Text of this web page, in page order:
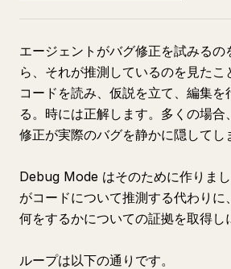
エージェントがバグ修正を試みるの
ら、それが推測しているのを見たこ
コードを読み、仮説を立て、編集を
る。時には正解します。多くの場合
修正が実際のバグを静かに隠してし
Debug Mode はそのために作りま
がコードについて推測する代わりに
何をするかについての証拠を取得し
ループは以下の通りです。